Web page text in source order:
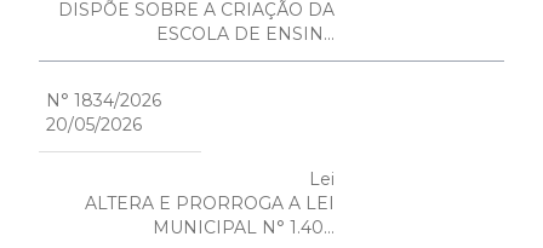
DISPÕE SOBRE A CRIAÇÃO DA
ESCOLA DE ENSIN...
N° 1834/2026
20/05/2026
Lei
ALTERA E PRORROGA A LEI
MUNICIPAL N° 1.40...